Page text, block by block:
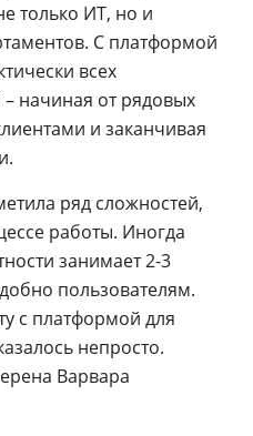
только ИТ, но и
С платформой
всех
начиная от рядовых
и заканчивая
ряд сложностей,
работы. Иногда
занимает 2-3
пользователям.
с платформой для
непросто.
Варвара